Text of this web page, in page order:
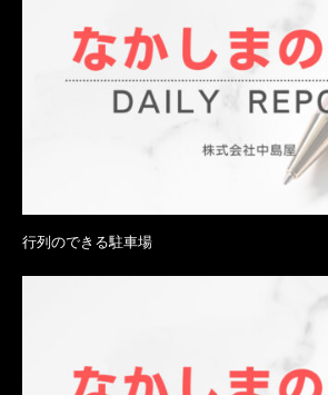
行列のできる駐車場